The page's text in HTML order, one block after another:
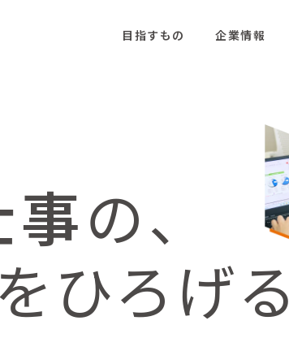
目指すもの 企業情報
の、
をひろげる